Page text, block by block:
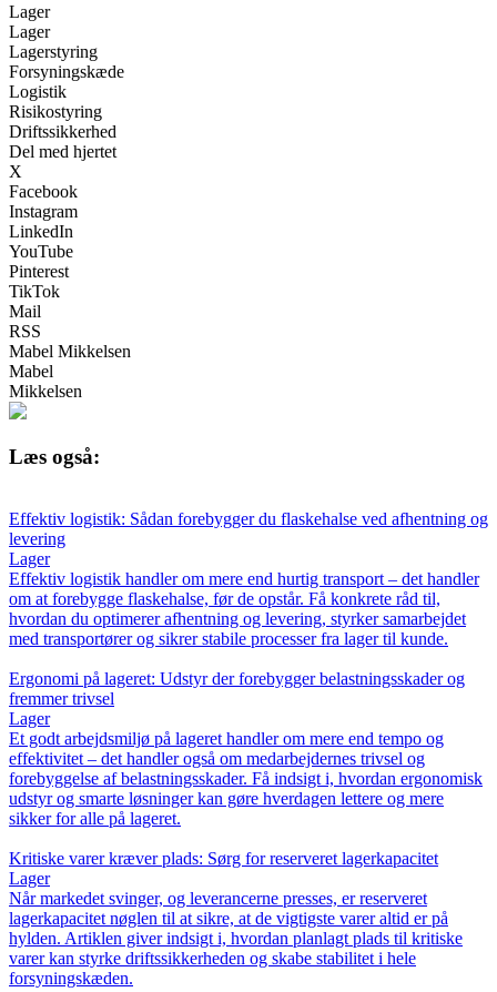
Lager
Lager
Lagerstyring
Forsyningskæde
Logistik
Risikostyring
Driftssikkerhed
Del med hjertet
X
Facebook
Instagram
LinkedIn
YouTube
Pinterest
TikTok
Mail
RSS
Mabel Mikkelsen
Mabel
Mikkelsen
Læs også:
Effektiv logistik: Sådan forebygger du flaskehalse ved afhentning og
levering
Lager
Effektiv logistik handler om mere end hurtig transport – det handler
om at forebygge flaskehalse, før de opstår. Få konkrete råd til,
hvordan du optimerer afhentning og levering, styrker samarbejdet
med transportører og sikrer stabile processer fra lager til kunde.
Ergonomi på lageret: Udstyr der forebygger belastningsskader og
fremmer trivsel
Lager
Et godt arbejdsmiljø på lageret handler om mere end tempo og
effektivitet – det handler også om medarbejdernes trivsel og
forebyggelse af belastningsskader. Få indsigt i, hvordan ergonomisk
udstyr og smarte løsninger kan gøre hverdagen lettere og mere
sikker for alle på lageret.
Kritiske varer kræver plads: Sørg for reserveret lagerkapacitet
Lager
Når markedet svinger, og leverancerne presses, er reserveret
lagerkapacitet nøglen til at sikre, at de vigtigste varer altid er på
hylden. Artiklen giver indsigt i, hvordan planlagt plads til kritiske
varer kan styrke driftssikkerheden og skabe stabilitet i hele
forsyningskæden.